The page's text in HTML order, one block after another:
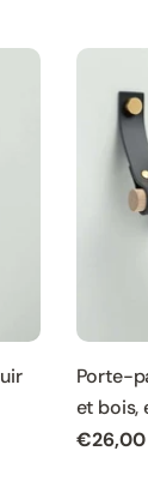
Porte-
et bois,
Prix
€26,00